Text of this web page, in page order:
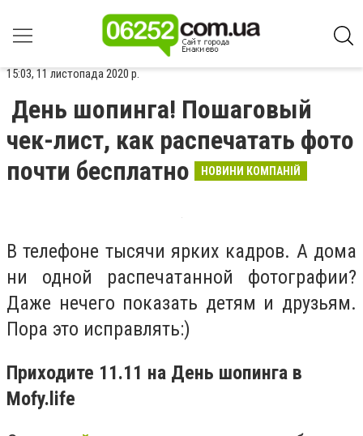
15:03, 11 листопада 2020 р.
День шопинга! Пошаговый
чек-лист, как распечатать фото
почти бесплатно
НОВИНИ КОМПАНІЙ
В телефоне тысячи ярких кадров. А дома
ни одной распечатанной фотографии?
Даже нечего показать детям и друзьям.
Пора это исправлять:)
Приходите 11.11 на День шопинга в
Mofy.life